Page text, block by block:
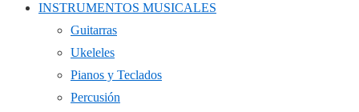
INSTRUMENTOS MUSICALES
Guitarras
Ukeleles
Pianos y Teclados
Percusión